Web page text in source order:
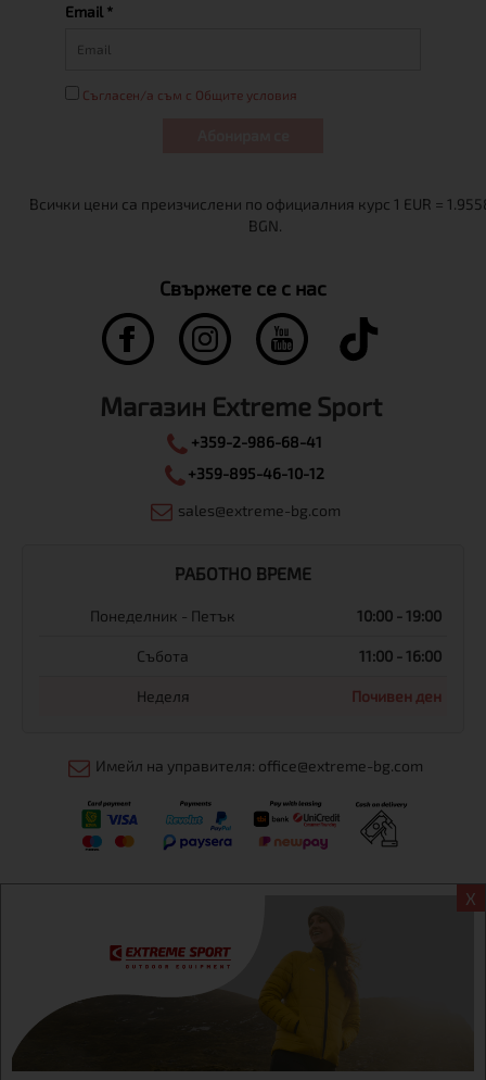
X
Email *
Съгласен/а съм с Общите условия
Свържете се с нас
Магазин Extreme Sport
+359-2-986-68-41
+359-895-46-10-12
sales@extreme-bg.com
РАБОТНО ВРЕМЕ
Понеделник - Петък 10:00 - 19:00
Събота 11:00 - 16:00
Неделя Почивен ден
Имейл на управителя: office@extreme-bg.com
Екстрем спорт ЕООД, BG131452613, административен адрес
гр. София, Овча купел, ул.692, №12, офис 1, магазини